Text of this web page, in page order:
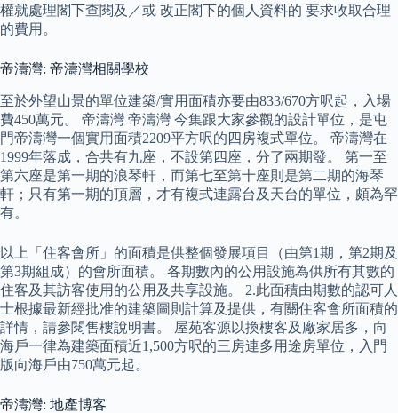
權就處理閣下查閱及／或 改正閣下的個人資料的 要求收取合理
的費用。
帝濤灣: 帝濤灣相關學校
至於外望山景的單位建築/實用面積亦要由833/670方呎起，入場
費450萬元。 帝濤灣 帝濤灣 今集跟大家參觀的設計單位，是屯
門帝濤灣一個實用面積2209平方呎的四房複式單位。 帝濤灣在
1999年落成，合共有九座，不設第四座，分了兩期發。 第一至
第六座是第一期的浪琴軒，而第七至第十座則是第二期的海琴
軒；只有第一期的頂層，才有複式連露台及天台的單位，頗為罕
有。
以上「住客會所」的面積是供整個發展項目（由第1期，第2期及
第3期組成）的會所面積。 各期數內的公用設施為供所有其數的
住客及其訪客使用的公用及共享設施。 2.此面積由期數的認可人
士根據最新經批准的建築圖則計算及提供，有關住客會所面積的
詳情，請參閱售樓說明書。 屋苑客源以換樓客及廠家居多，向
海戶一律為建築面積近1,500方呎的三房連多用途房單位，入門
版向海戶由750萬元起。
帝濤灣: 地產博客